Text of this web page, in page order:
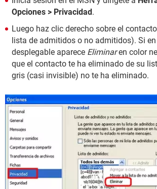
Opciones > Privacidad.
Luego haz clic derecho sobre el
lista de admitidos o no admitidos). Si
desplegable aparece Eliminaren color
que el contacto te ha eliminado de su
gris (casi invisible) no te ha eliminado.